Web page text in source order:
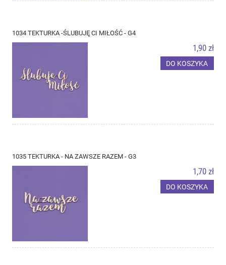
1034 TEKTURKA -ŚLUBUJĘ CI MIŁOŚĆ - G4
1,90 zł
DO KOSZYKA
1035 TEKTURKA - NA ZAWSZE RAZEM - G3
1,70 zł
DO KOSZYKA